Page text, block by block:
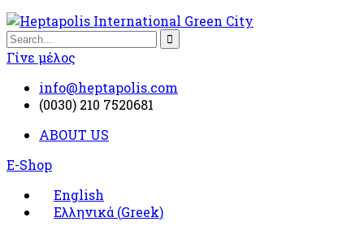
Γίνε μέλος
info@heptapolis.com
(0030) 210 7520681
ABOUT US
E-Shop
English
Ελληνικά (Greek)